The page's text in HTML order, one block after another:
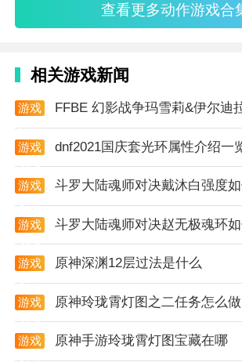
3. 简易化的操作方式：游戏操作简单
4. 支持多人组队作战：游戏支持多人组
新手攻略
1. 熟悉游戏操作：游戏的左边是左右方
砍和跳跃键、释放魔法。玩家需要熟悉
2. 掌握技能释放时机：游戏中的技能释
家需要根据关卡地形和敌人情况合理安
3. 寻找隐藏要素：游戏中的隐藏要素能
斗力和属性，玩家需要仔细观察关卡构
查看更多动作游戏合
相关游戏新闻
游戏
FFBE 幻影战争玛雪莉&伊尔迪
游戏
dnf2021国庆套光环属性介绍一
游戏
斗罗大陆魂师对决戴沐白强度
游戏
斗罗大陆魂师对决赵无极魂环
游戏
原神深渊12层过法是什么
游戏
原神玲珑霄灯图之二任务怎么做
游戏
原神手游玲珑霄灯图宝藏在哪